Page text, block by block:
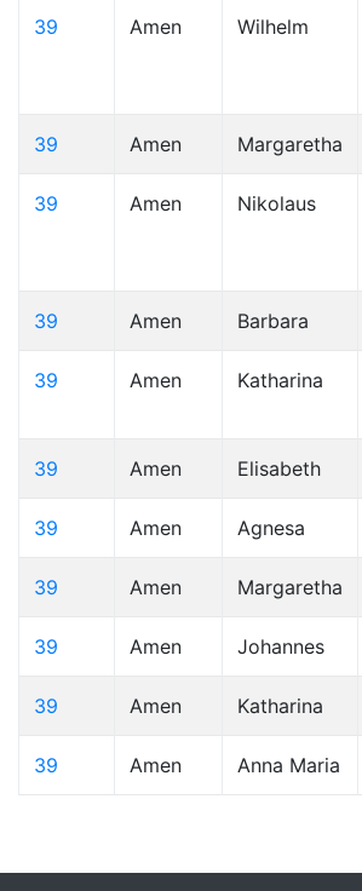
39 Amen Wilhelm
39 Amen Margaretha
39 Amen Nikolaus
39 Amen Barbara
39 Amen Katharina
39 Amen Elisabeth
39 Amen Agnesa
39 Amen Margaretha
39 Amen Johannes
39 Amen Katharina
39 Amen Anna Maria